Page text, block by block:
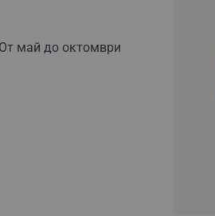
май до октомври